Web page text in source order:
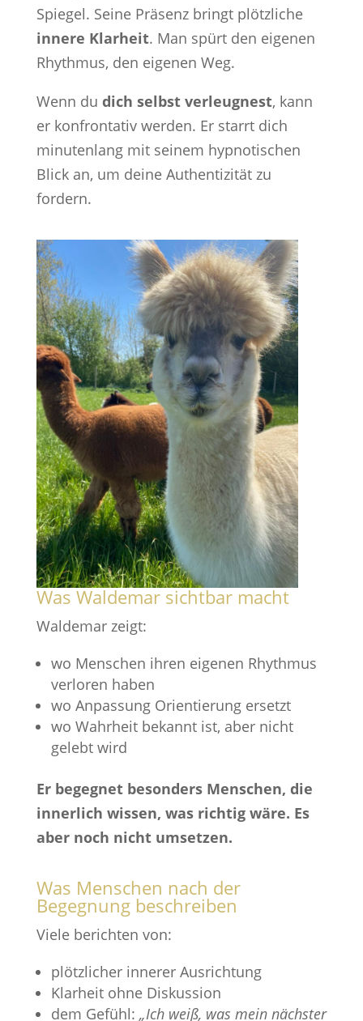
Spiegel. Seine Präsenz bringt plötzliche
innere Klarheit. Man spürt den eigenen
Rhythmus, den eigenen Weg.
Wenn du dich selbst verleugnest, kann
er konfrontativ werden. Er starrt dich
minutenlang mit seinem hypnotischen
Blick an, um deine Authentizität zu
fordern.
Was Waldemar sichtbar macht
Waldemar zeigt:
wo Menschen ihren eigenen Rhythmus
verloren haben
wo Anpassung Orientierung ersetzt
wo Wahrheit bekannt ist, aber nicht
gelebt wird
Er begegnet besonders Menschen, die
innerlich wissen, was richtig wäre. Es
aber noch nicht umsetzen.
Was Menschen nach der
Begegnung beschreiben
Viele berichten von:
plötzlicher innerer Ausrichtung
Klarheit ohne Diskussion
dem Gefühl: „Ich weiß, was mein nächster